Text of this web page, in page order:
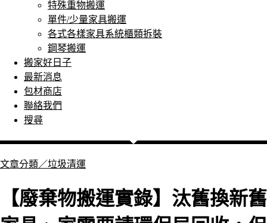
特殊重物搬運
單件/少量家具搬運
各式各樣家具系統櫃類拆裝
鋼琴搬運
搬家好日子
最新消息
包材商店
聯絡我們
搜尋
文章分類／垃圾清運
【廢棄物搬運實錄】汰舊換新舊